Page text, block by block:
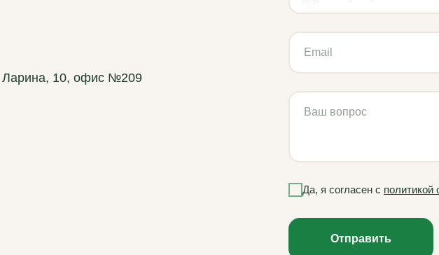
Ларина, 10, офис №209
Да, я согласен с политикой
Отправить